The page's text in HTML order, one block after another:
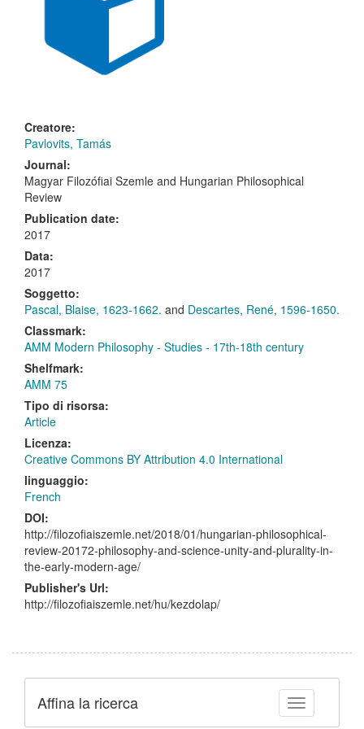
Creatore:
Pavlovits, Tamás
Journal:
Magyar Filozófiai Szemle and Hungarian Philosophical
Review
Publication date:
2017
Data:
2017
Soggetto:
Pascal, Blaise, 1623-1662. and Descartes, René, 1596-1650.
Classmark:
AMM Modern Philosophy - Studies - 17th-18th century
Shelfmark:
AMM 75
Tipo di risorsa:
Article
Licenza:
Creative Commons BY Attribution 4.0 International
linguaggio:
French
DOI:
http://filozofiaiszemle.net/2018/01/hungarian-philosophical-
review-20172-philosophy-and-science-unity-and-plurality-in-
the-early-modern-age/
Publisher's Url:
http://filozofiaiszemle.net/hu/kezdolap/
Toggle facets
Affina la ricerca